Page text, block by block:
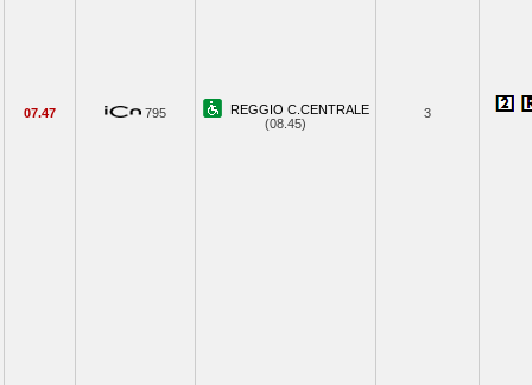
07.47 795
REGGIO C.CENTRALE
(08.45)
3